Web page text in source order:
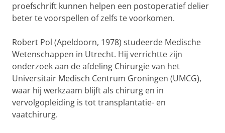
proefschrift kunnen helpen een postoperatief delier
beter te voorspellen of zelfs te voorkomen.
Robert Pol (Apeldoorn, 1978) studeerde Medische
Wetenschappen in Utrecht. Hij verrichtte zijn
onderzoek aan de afdeling Chirurgie van het
Universitair Medisch Centrum Groningen (UMCG),
waar hij werkzaam blijft als chirurg en in
vervolgopleiding is tot transplantatie- en
vaatchirurg.